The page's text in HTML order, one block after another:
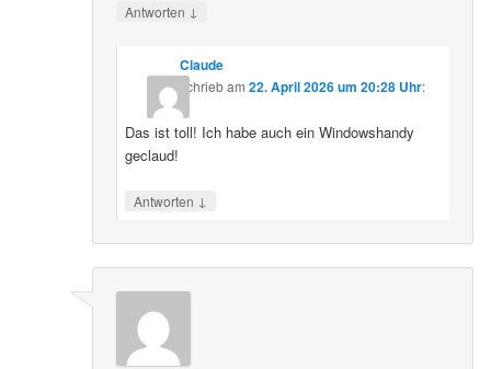
Antworten ↓
Claude
schriebam 22. April 2026 um 20:28 Uhr:
Das ist toll! Ich habe auch ein Windowshandy
geclaud!
Antworten ↓